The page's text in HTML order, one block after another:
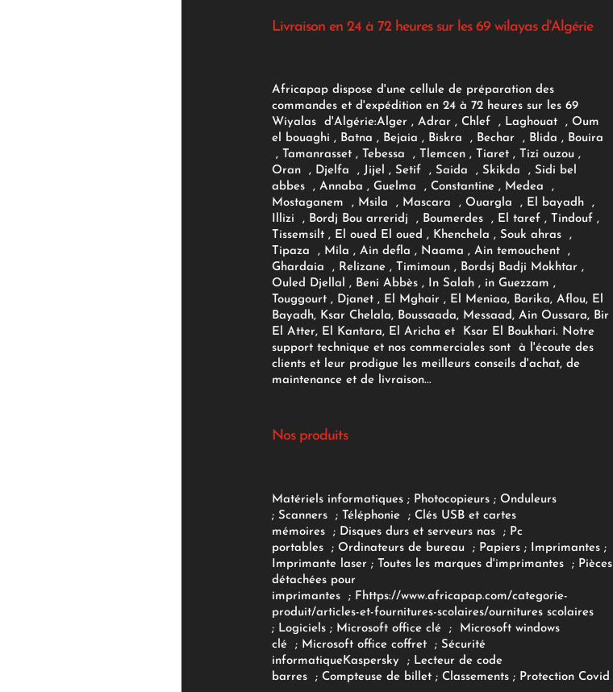
Livraison en 24 à 72 heures sur les 69 wilayas d'Algérie
Africapap dispose d'une cellule de préparation des
commandes et d'expédition en 24 à 72 heures sur les 69
Wiyalas d'Algérie:Alger , Adrar, Chlef , Laghouat , Oum
el bouaghi , Batna , Bejaia , Biskra , Bechar , Blida , Bouira
, Tamanrasset , Tebessa , Tlemcen , Tiaret , Tizi ouzou ,
Oran , Djelfa , Jijel , Setif , Saida , Skikda , Sidi bel
abbes , Annaba , Guelma , Constantine , Medea ,
Mostaganem , Msila , Mascara , Ouargla , El bayadh ,
Illizi , Bordj Bou arreridj , Boumerdes , El taref , Tindouf ,
Tissemsilt , El oued El oued , Khenchela , Souk ahras ,
Tipaza , Mila , Ain defla , Naama , Ain temouchent ,
Ghardaia , Relizane , Timimoun , Bordsj Badji Mokhtar ,
Ouled Djellal , Beni Abbès , In Salah , in Guezzam ,
Touggourt , Djanet , El Mghair , El Meniaa, Barika, Aflou, El
Bayadh, Ksar Chelala, Boussaada, Messaad, Ain Oussara, Bir
El Atter, El Kantara, El Aricha et Ksar El Boukhari. Notre
support technique et nos commerciales sont à l'écoute des
clients et leur prodigue les meilleurs conseils d'achat, de
maintenance et de livraison...
Nos produits
Matériels informatiques; Photocopieurs; Onduleurs
; Scanners ; Téléphonie ; Clés USB et cartes
mémoires
; Disques durs et serveurs nas ; Pc
portables
; Ordinateurs de bureau ; Papiers; Imprimantes;
Imprimante laser; Toutes les marques d'imprimantes ; Pièces
détachées pour
imprimantes
; F https://www.africapap.com/categorie-
produit/articles-et-fournitures-scolaires/ournitures scolaires
; Logiciels ; Microsoft office clé ;
Microsoft windows
clé; Microsoft office coffret ; Sécurité
informatiqueKaspersky ; Lecteur de code
barres
; Compteuse de billet; Classements ; Protection Covid